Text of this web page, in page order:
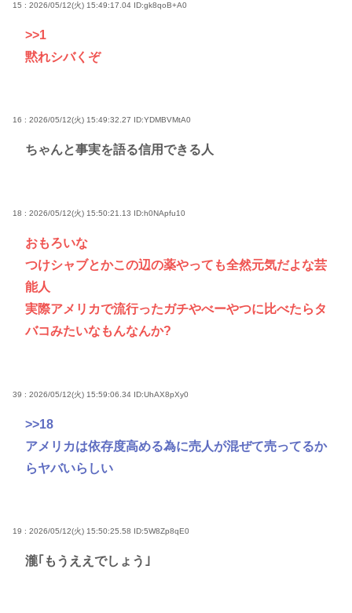
15 : 2026/05/12(火) 15:49:17.04 ID:gk8qoB+A0
>>1
黙れシバくぞ
16 : 2026/05/12(火) 15:49:32.27 ID:YDMBVMtA0
ちゃんと事実を語る信用できる人
18 : 2026/05/12(火) 15:50:21.13 ID:h0NApfu10
おもろいな
つけシャブとかこの辺の薬やっても全然元気だよな芸
能人
実際アメリカで流行ったガチやべーやつに比べたらタ
バコみたいなもんなんか?
39 : 2026/05/12(火) 15:59:06.34 ID:UhAX8pXy0
>>18
アメリカは依存度高める為に売人が混ぜて売ってるか
らヤバいらしい
19 : 2026/05/12(火) 15:50:25.58 ID:5W8Zp8qE0
瀧｢もうええでしょう｣